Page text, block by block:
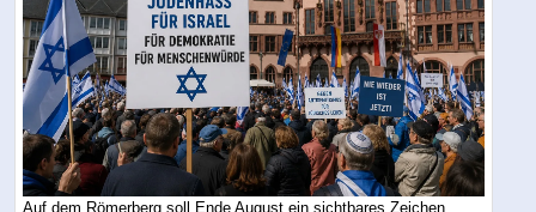
Auf dem Römerberg soll Ende August ein sichtbares Zeichen